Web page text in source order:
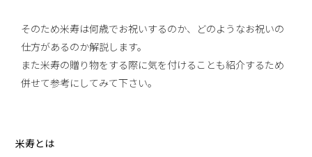
そのため米寿は何歳でお祝いするのか、どのようなお祝いの
仕方があるのか解説します。
また米寿の贈り物をする際に気を付けることも紹介するため
併せて参考にしてみて下さい。
米寿とは